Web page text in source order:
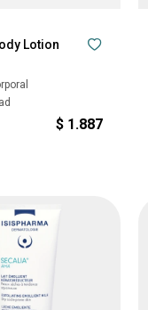
Lotion
$ 1.887